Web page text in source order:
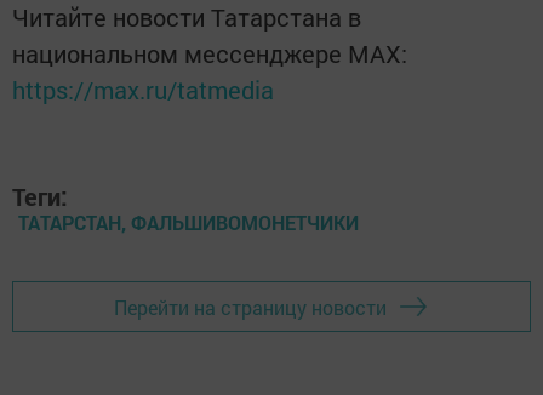
Читайте новости Татарстана в
национальном мессенджере MАХ:
https://max.ru/tatmedia
Теги:
ТАТАРСТАН, ФАЛЬШИВОМОНЕТЧИКИ
Перейти на страницу новости